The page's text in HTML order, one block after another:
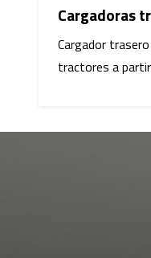
Cargadoras
Cargador
tractores a